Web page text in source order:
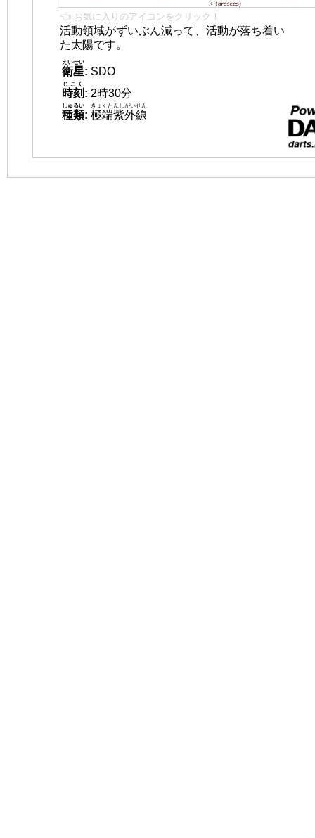
👈 お気に入りのアイコンをクリック！
活動領域がずいぶん減って、活動が落ち着い
た太陽です。
衛星
えいせい
: SDO
時刻
じこく
: 2時30分
種類
しゅるい
: 極端紫外線
きょくたんしがいせん